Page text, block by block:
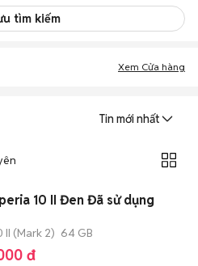
tìm kiếm
Xem Cửa hàng
Tin mới nhất
10 II Đen Đã sử dụng
II (Mark 2) 64 GB
đ